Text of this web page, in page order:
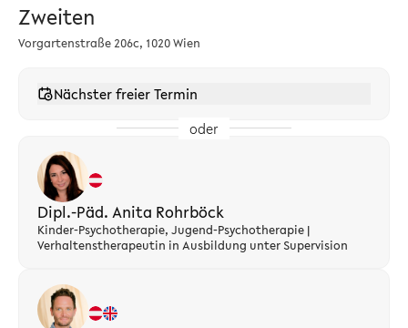
Zweiten
Vorgartenstraße 206c, 1020 Wien
Nächster freier Termin
oder
Dipl.-Päd. Anita Rohrböck
Kinder-Psychotherapie, Jugend-Psychotherapie |
Verhaltenstherapeutin in Ausbildung unter Supervision